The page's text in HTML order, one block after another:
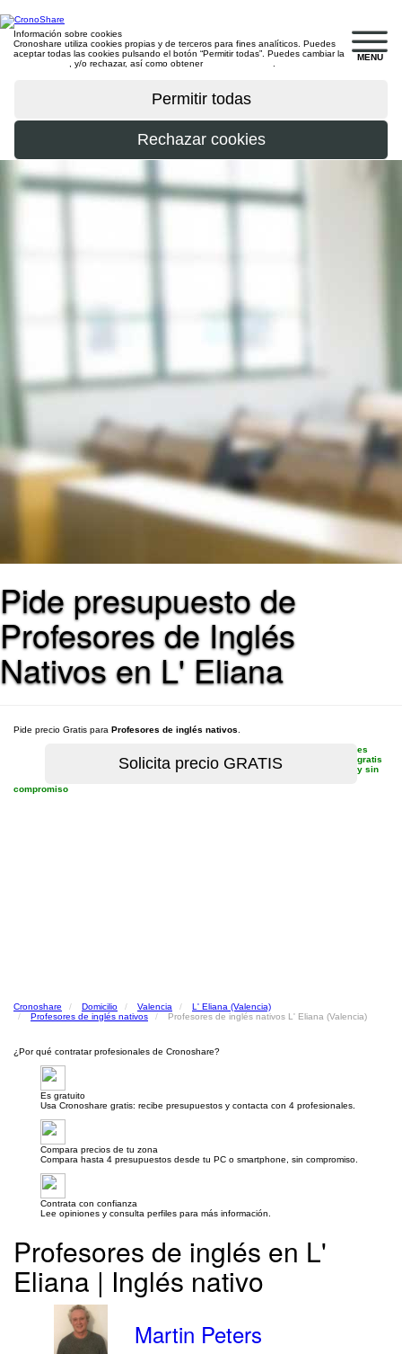
MENU
Información sobre cookies
Cronoshare utiliza cookies propias y de terceros para fines analíticos. Puedes
aceptar todas las cookies pulsando el botón “Permitir todas”. Puedes cambiar la
, y/o rechazar, así como obtener
Pide presupuesto de
Profesores de Inglés
Nativos en L' Eliana
Pide precio Gratis para Profesores de inglés nativos
es
gratis
y sin
compromiso
Cronoshare Domicilio Valencia
L' Eliana (Valencia)
Profesores de inglés nativos
Profesores de inglés nativos L' Eliana (Valencia)
¿Por qué contratar profesionales de Cronoshare?
Es gratuito
Usa Cronoshare gratis: recibe presupuestos y contacta con 4 profesionales.
Compara precios de tu zona
Compara hasta 4 presupuestos desde tu PC o smartphone, sin compromiso.
Contrata con confianza
Lee opiniones y consulta perfiles para más información.
Profesores de inglés en L'
Eliana | Inglés nativo
Martin Peters